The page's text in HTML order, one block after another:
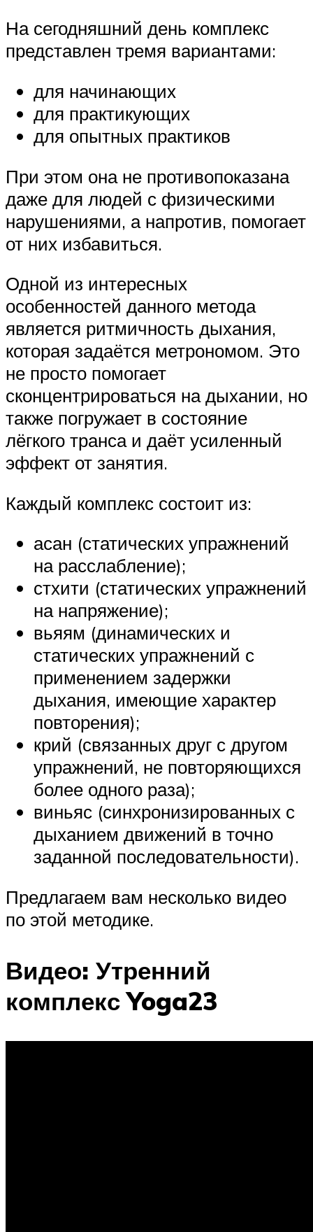
На сегодняшний день комплекс
представлен тремя вариантами:
для начинающих
для практикующих
для опытных практиков
При этом она не противопоказана
даже для людей с физическими
нарушениями, а напротив, помогает
от них избавиться.
Одной из интересных
особенностей данного метода
является ритмичность дыхания,
которая задаётся метрономом. Это
не просто помогает
сконцентрироваться на дыхании, но
также погружает в состояние
лёгкого транса и даёт усиленный
эффект от занятия.
Каждый комплекс состоит из:
асан (статических упражнений
на расслабление);
стхити (статических упражнений
на напряжение);
вьяям (динамических и
статических упражнений с
применением задержки
дыхания, имеющие характер
повторения);
крий (связанных друг с другом
упражнений, не повторяющихся
более одного раза);
виньяс (синхронизированных с
дыханием движений в точно
заданной последовательности).
Предлагаем вам несколько видео
по этой методике.
Видео: Утренний
комплекс Yoga23